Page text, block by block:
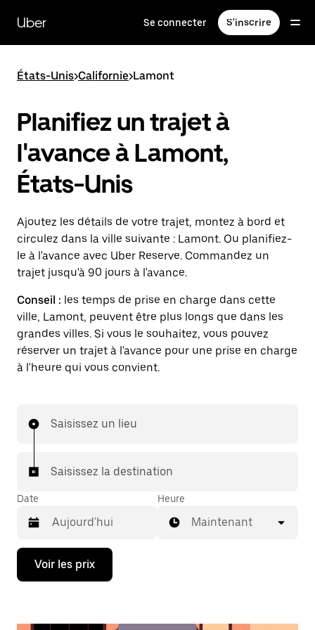
contenu
principal
Uber Se connecter S'inscrire
États-Unis>Californie>Lamont
Planifiez un trajet à
l'avance à Lamont,
États-Unis
Ajoutez les détails de votre trajet, montez à bord et
circulez dans la ville suivante : Lamont. Ou planifiez-
le à l'avance avec Uber Reserve. Commandez un
trajet jusqu'à 90 jours à l'avance.
Conseil : les temps de prise en charge dans cette
ville, Lamont, peuvent être plus longs que dans les
grandes villes. Si vous le souhaitez, vous pouvez
réserver un trajet à l'avance pour une prise en charge
à l'heure qui vous convient.
Saisissez un lieu
Saisissez la destination
Date
Appuyez
la
Heure
Maintenant
Voir les prix